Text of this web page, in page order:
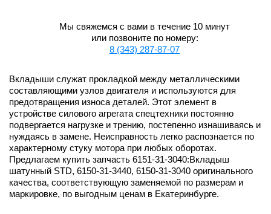
Мы свяжемся с вами в течение 10 минут
или позвоните по номеру:
8 (343) 287-87-07
Вкладыши служат прокладкой между металлическими
составляющими узлов двигателя и используются для
предотвращения износа деталей. Этот элемент в
устройстве силового агрегата спецтехники постоянно
подвергается нагрузке и трению, постепенно изнашиваясь и
нуждаясь в замене. Неисправность легко распознается по
характерному стуку мотора при любых оборотах.
Предлагаем купить запчасть 6151-31-3040:Вкладыш
шатунный STD, 6150-31-3440, 6150-31-3040 оригинального
качества, соответствующую заменяемой по размерам и
маркировке, по выгодным ценам в Екатеринбурге.